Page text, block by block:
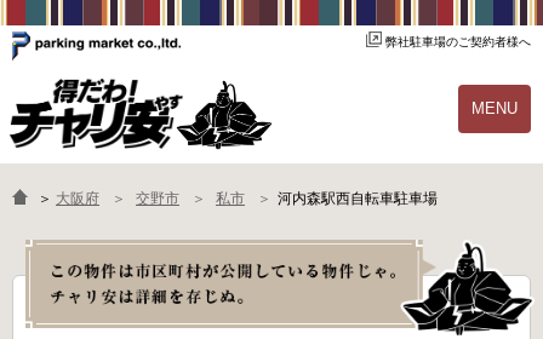
弊社駐車場のご契約者様へ
MENU
物件一覧 ご契約の流れ
よくあるご質問 駐輪場オーナー様へ
＞ 大阪府 交野市 私市 河内森駅西自転車駐車場